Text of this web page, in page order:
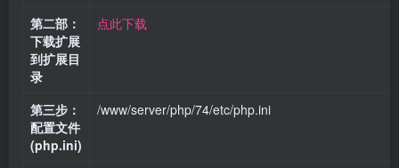
第二部：
下载扩展
到扩展目
录
点此下载
第三步：
配置文件
(php.ini)
/www/server/php/74/etc/php.ini